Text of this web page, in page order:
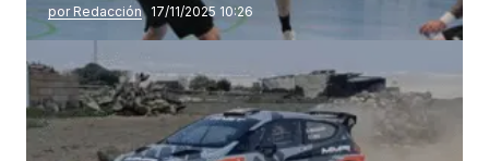
por Redacción 17/11/2025 10:26